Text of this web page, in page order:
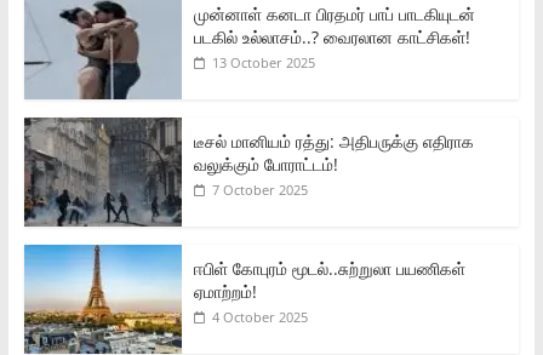
முன்னாள் கனடா பிரதமர் பாப் பாடகியுடன்
படகில் உல்லாசம்..? வைரலான காட்சிகள்!
13 October 2025
டீசல் மானியம் ரத்து: அதிபருக்கு எதிராக
வலுக்கும் போராட்டம்!
7 October 2025
ஈபிள் கோபுரம் மூடல்..சுற்றுலா பயணிகள்
ஏமாற்றம்!
4 October 2025